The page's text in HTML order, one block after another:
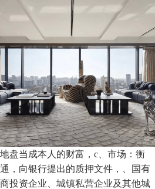
盘当成本人的财富，c、市场：衡
，向银行提出的质押文件，、国有
投资企业、城镇私营企业及其他城